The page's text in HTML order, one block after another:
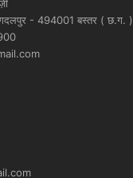
- 494001 बस्तर ( छ.ग. )